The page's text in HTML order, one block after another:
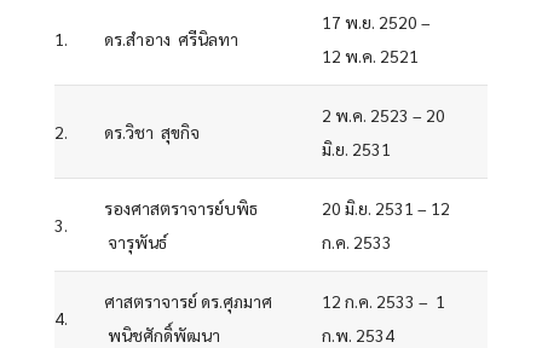
1. ดร.สำอาง ศรีนิลทา
17 พ.ย. 2520 –
12 พ.ค. 2521
2. ดร.วิชา สุขกิจ
2 พ.ค. 2523 – 20
มิ.ย. 2531
3.
รองศาสตราจารย์บพิธ
จารุพันธ์
20 มิ.ย. 2531 – 12
ก.ค. 2533
4.
ศาสตราจารย์ ดร.ศุภมาศ
พนิชศักดิ์พัฒนา
12 ก.ค. 2533 – 1
ก.พ. 2534